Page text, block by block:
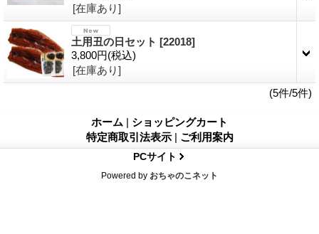
[在庫あり]
土用丑の日セット [22018]
3,800円(税込)
[在庫あり]
(5件/5件)
ホーム | ショッピングカート
特定商取引法表示 | ご利用案内
PCサイト
Powered by おちゃのこネット